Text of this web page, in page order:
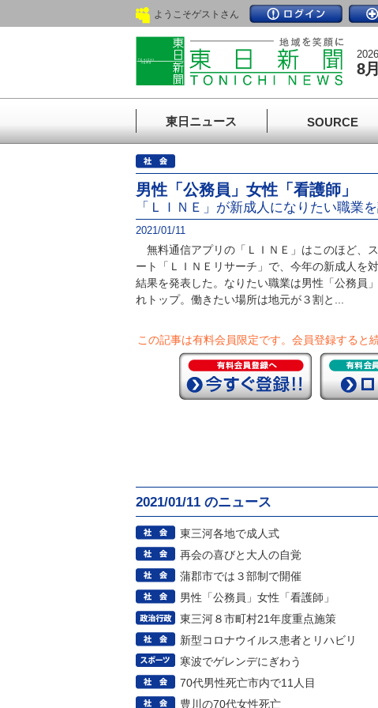
ようこそゲストさん
8
東日ニュース SOURCE
男性「公務員」女性「看護師」
「ＬＩＮＥ」が新成人になりたい職業
2021/01/11
無料通信アプリの「ＬＩＮＥ」はこのほど、
ート「ＬＩＮＥリサーチ」で、今年の新成人を
結果を発表した。なりたい職業は男性「公務員
れトップ。働きたい場所は地元が３割と...
この記事は有料会員限定です。 会員登録すると
2021/01/11 のニュース
東三河各地で成人式
再会の喜びと大人の自覚
蒲郡市では３部制で開催
男性「公務員」女性「看護師」
東三河８市町村21年度重点施策
新型コロナウイルス患者とリハビリ
寒波でゲレンデにぎわう
70代男性死亡市内で11人目
豊川の70代女性死亡